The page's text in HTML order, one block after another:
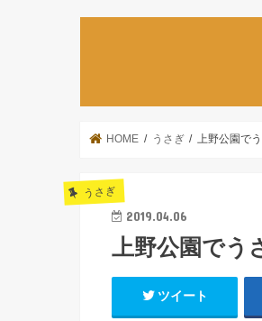
HOME うさぎ 上野公園で
うさぎ
2019.04.06
上野公園でう
ツイート